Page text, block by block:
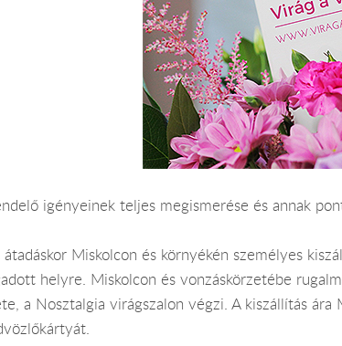
igényeinek teljes megismerése és annak
Miskolcon és környékén személyes
helyre. Miskolcon és vonzáskörzetébe
a Nosztalgia virágszalon végzi. A kiszállítás